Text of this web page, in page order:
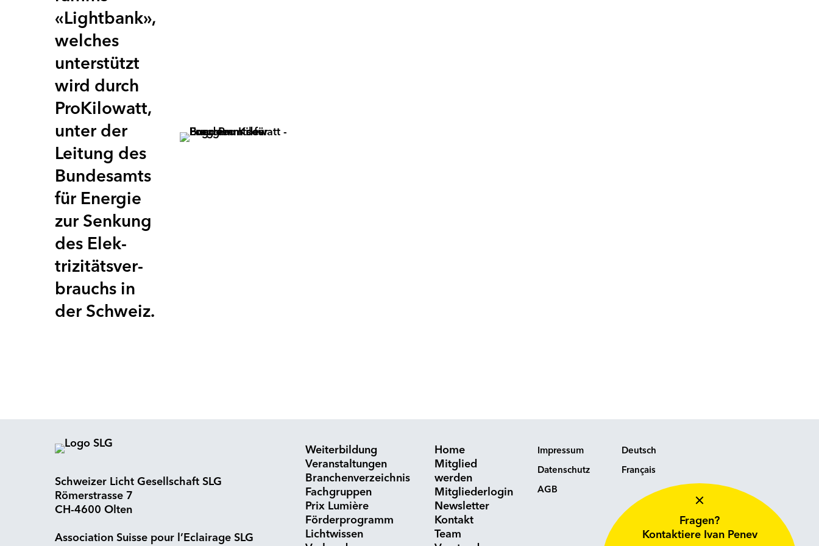
Fragen?
Kontaktiere Ivan Penev
«Lightbank»,
welches
unter­stützt
wird durch
ProKilowatt,
unter der
Leitung des
Bundes­amts
für Energie
zur Senkung
des Elek­
trizi­täts­ver­
brauchs in
der Schweiz.
Schweizer Licht Gesellschaft SLG
Römerstrasse 7
CH-4600 Olten
Association Suisse pour l’Eclairage SLG
Weiterbildung
Veranstaltungen
Branchenverzeichnis
Fachgruppen
Prix Lumière
Förderprogramm
Lichtwissen
Home
Mitglied
werden
Mitgliederlogin
Newsletter
Kontakt
Team
Impressum
Datenschutz
AGB
Deutsch
Français